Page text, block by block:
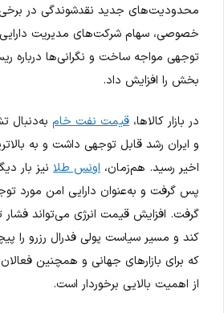
محدودیت‌های جدید نقدشوندگی در
خصوصی، سهام شرکت‌های مدیریت دارایی
توجهی مواجه ساخت و نگرانی‌ها درباره
بخش را افزایش داد.
در بازار کالاها، قیمت نفت خام به‌دنبال
و ایران رشد قابل توجهی داشت و به
اخیر رسید. هم‌زمان، اونس طلا
پس گرفت و به‌عنوان دارایی امن مورد
گرفت. افزایش قیمت انرژی می‌تواند
کند و مسیر سیاست پولی فدرال رزرو را
که برای بازارهای جهانی و همچنین
از اهمیت بالایی برخوردار است.